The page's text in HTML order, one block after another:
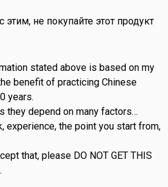
не покупайте этот продукт
stated above is based on my
benefit of practicing Chinese
years.
they depend on many factors…
experience, the point you start from,
that, please DO NOT GET THIS